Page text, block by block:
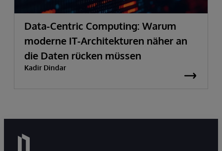
Data-Centric Computing: Warum
moderne IT-Architekturen näher an
die Daten rücken müssen
Kadir Dindar